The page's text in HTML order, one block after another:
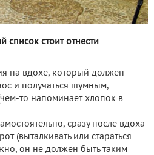
список стоит отнести
на вдохе, который должен
и получаться шумным,
то напоминает хлопок в
сразу после вдоха
(выталкивать или стараться
он не должен быть таким